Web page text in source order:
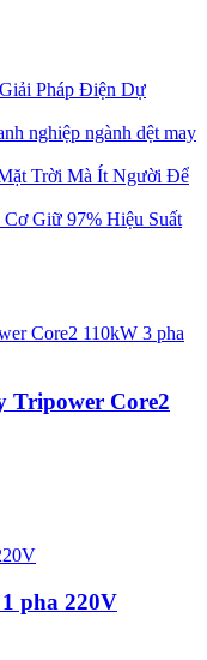
Pháp Điện Dự
nghiệp ngành dệt may
Trời Mà Ít Người Để
Giữ 97% Hiệu Suất
Tripower Core2
pha 220V